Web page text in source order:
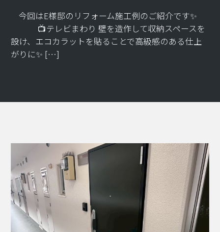
今回はE様邸のリフォーム施工例のご紹介です✨
📺テレビまわり 壁を造作して収納スペースを
設け、エコカラットを貼ることで高級感のある仕上
がりに✨ […]